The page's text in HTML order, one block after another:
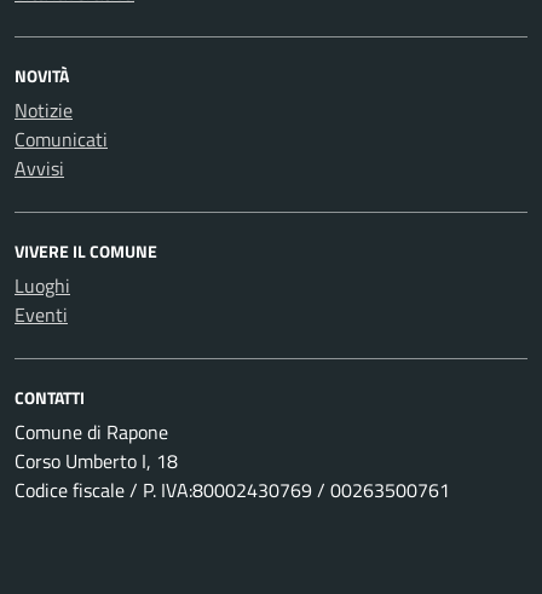
NOVITÀ
Notizie
Comunicati
Avvisi
VIVERE IL COMUNE
Luoghi
Eventi
CONTATTI
Comune di Rapone
Corso Umberto I, 18
Codice fiscale / P. IVA:80002430769 / 00263500761